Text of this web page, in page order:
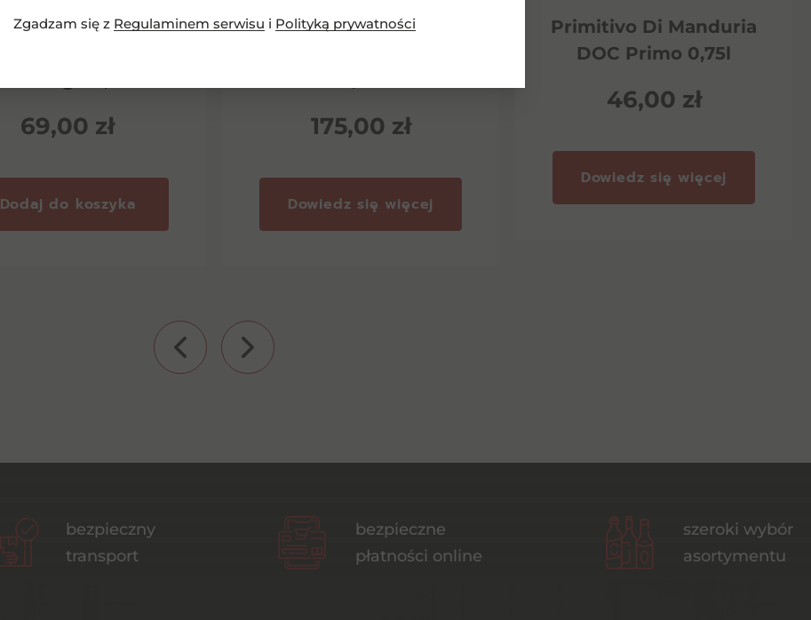
Zgadzam się z Regulaminem serwisu i Polityką prywatności
Diemersfontein
69,00 zł
Dodaj do koszyka
Chianti Classico Riserva
175,00 zł
Dowiedz się więcej
Primitivo Di Manduria
DOC Primo 0,75l
46,00 zł
Dowiedz się więcej
bezpieczny
transport
bezpieczne
płatności online
szeroki wybór
asortymentu